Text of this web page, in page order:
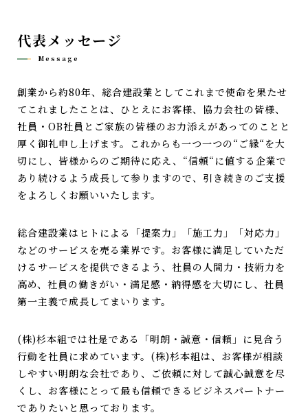
代表メッセージ
Message
創業から約80年、総合建設業としてこれまで使命を果たせ
てこれましたことは、ひとえにお客様、協力会社の皆様、
社員・OB社員とご家族の皆様のお力添えがあってのことと
厚く御礼申し上げます。これからも一つ一つの“ご縁“を大
切にし、皆様からのご期待に応え、“信頼“に値する企業で
あり続けるよう成長して参りますので、引き続きのご支援
をよろしくお願いいたします。
総合建設業はヒトによる「提案力」「施工力」「対応力」
などのサービスを売る業界です。お客様に満足していただ
けるサービスを提供できるよう、社員の人間力・技術力を
高め、社員の働きがい・満足感・納得感を大切にし、社員
第一主義で成長してまいります。
(株)杉本組では社是である「明朗・誠意・信頼」に見合う
行動を社員に求めています。(株)杉本組は、お客様が相談
しやすい明朗な会社であり、ご依頼に対して誠心誠意を尽
くし、お客様にとって最も信頼できるビジネスパートナー
でありたいと思っております。